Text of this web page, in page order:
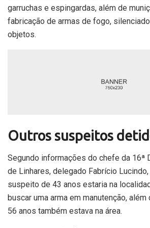
garruchas e espingardas, além de
fabricação de armas de fogo,
objetos.
Outros suspeitos
Segundo informações do chefe da 16ª
de Linhares, delegado Fabrício
suspeito de 43 anos estaria na
buscar uma arma em manutenção,
56 anos também estava na área.